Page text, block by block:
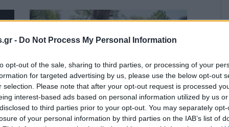
- Do Not Process My Personal Information
opt-out of the sale, sharing to third parties, or processing of your
for targeted advertising by us, please use the below opt-out
selection. Please note that after your opt-out request is processed
interest-based ads based on personal information utilized by us
to third parties prior to your opt-out. You may separately
of your personal information by third parties on the IAB’s list of
Οι κορυφαίες αναρτήσεις στα social